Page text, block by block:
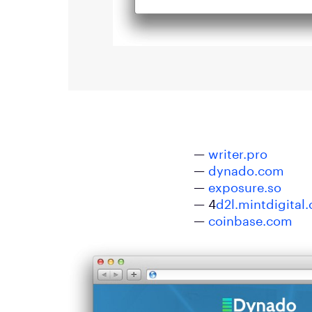
— writer.pro
— dynado.com
— exposure.so
— 4
— coinbase.com